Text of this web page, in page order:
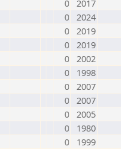
0 2017
0 2024
0 2019
0 2019
0 2002
0
1998
0 2007
0 2007
0 2005
0
1980
0
1999